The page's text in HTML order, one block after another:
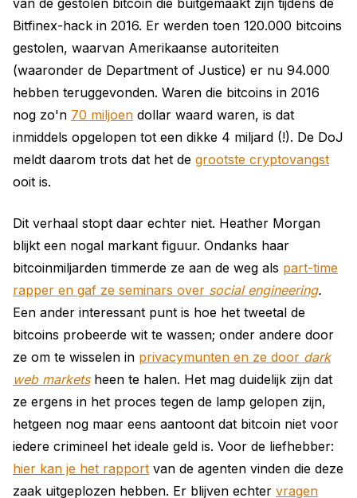
Bitfinex-hack in 2016. Er werden toen 120.000 bitcoins
gestolen, waarvan Amerikaanse autoriteiten
(waaronder de Department of Justice) er nu 94.000
hebben teruggevonden. Waren die bitcoins in 2016
nog zo'n 70 miljoen dollar waard waren, is dat
inmiddels opgelopen tot een dikke 4 miljard (!). De DoJ
meldt daarom trots dat het de grootste cryptovangst
ooit is.
Dit verhaal stopt daar echter niet. Heather Morgan
blijkt een nogal markant figuur. Ondanks haar
bitcoinmiljarden timmerde ze aan de weg als part-time
rapper en gaf ze seminars over social engineering.
Een ander interessant punt is hoe het tweetal de
bitcoins probeerde wit te wassen; onder andere door
ze om te wisselen in privacymunten en ze door dark
web marketsheen te halen. Het mag duidelijk zijn dat
ze ergens in het proces tegen de lamp gelopen zijn,
hetgeen nog maar eens aantoont dat bitcoin niet voor
iedere crimineel het ideale geld is. Voor de liefhebber:
hier kan je het rapport van de agenten vinden die deze
zaak uitgeplozen hebben. Er blijven echter vragen